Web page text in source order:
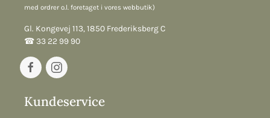
med ordrer o.l. foretaget i vores webbutik)
Gl. Kongevej 113, 1850 Frederiksberg C
☎︎ 33 22 99 90
Kundeservice